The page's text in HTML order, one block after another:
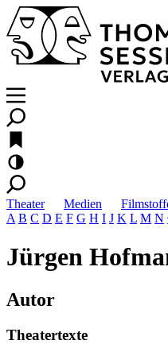
Theater Medien
A B C D E F G H I J K L M N
Jürgen
Autor
Theatertexte